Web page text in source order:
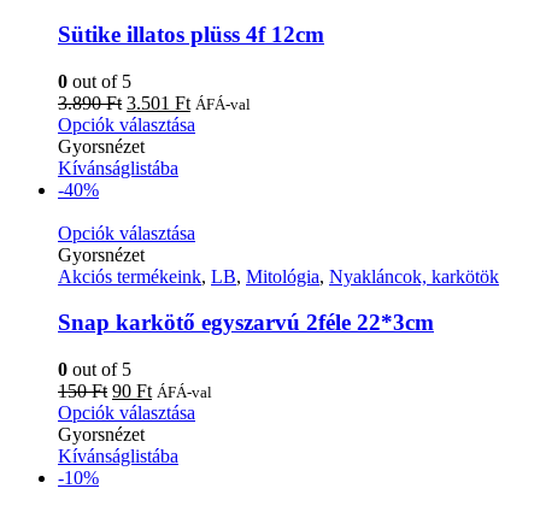
Sütike illatos plüss 4f 12cm
0 out of 5
3.890Ft 3.501 Ft ÁFÁ-val
Opciók választása
Gyorsnézet
Kívánságlistába
-40%
Opciók választása
Gyorsnézet
Akciós termékeink, LB, Mitológia, Nyakláncok, karkötök
Snap karkötő egyszarvú 2féle 22*3cm
0 out of 5
150Ft 90 Ft ÁFÁ-val
Opciók választása
Gyorsnézet
Kívánságlistába
-10%